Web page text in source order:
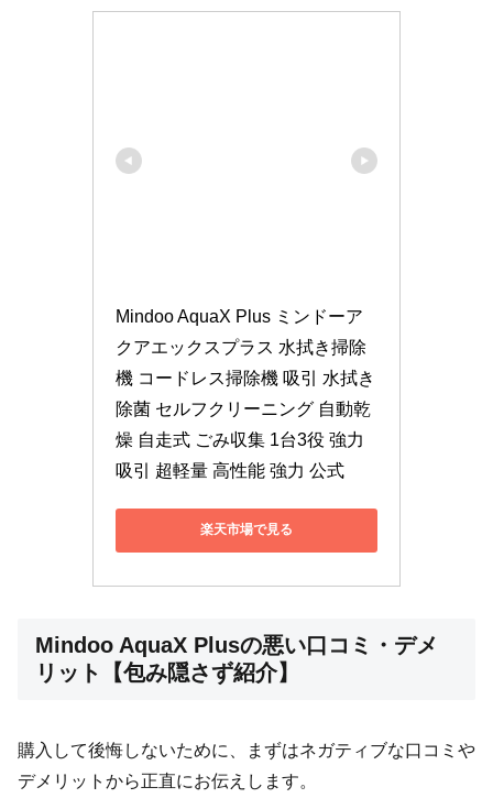
Mindoo AquaX Plus ミンドーア
クアエックスプラス 水拭き掃除
機 コードレス掃除機 吸引 水拭き
除菌 セルフクリーニング 自動乾
燥 自走式 ごみ収集 1台3役 強力
吸引 超軽量 高性能 強力 公式
楽天市場で見る
Mindoo AquaX Plusの悪い口コミ・デメ
リット【包み隠さず紹介】
購入して後悔しないために、まずはネガティブな口コミや
デメリットから正直にお伝えします。